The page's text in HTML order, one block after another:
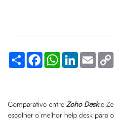
Share FacebookWhatsApp
LinkedInEmail
Comparativo entre Zoho Deske
escolher o melhor help desk para